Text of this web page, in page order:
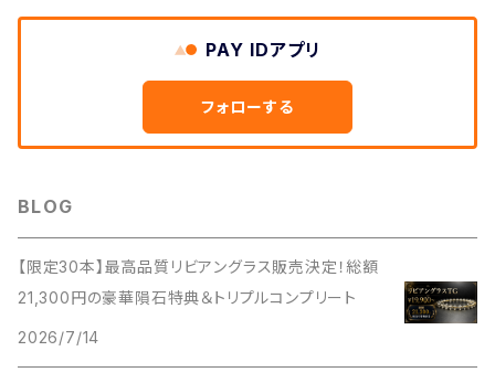
PAY IDアプリ
フォローする
BLOG
【限定30本】最高品質リビアングラス販売決定！総額
21,300円の豪華隕石特典＆トリプルコンプリート
2026/7/14